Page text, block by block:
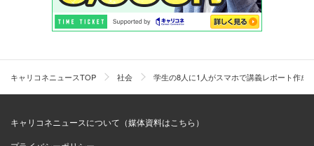
キャリコネニュースTOP 社会 学生の8人に1人がスマホで講義レポート作
キャリコネニュースについて（媒体資料はこちら）